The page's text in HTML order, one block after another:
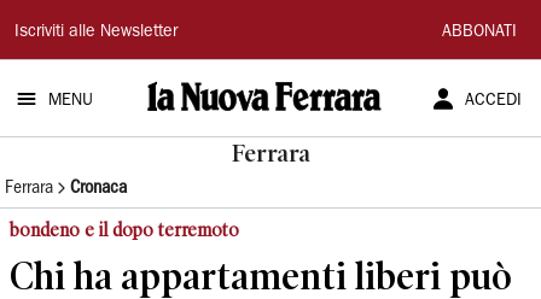
La
Nuova
Ferrara
Iscriviti alle Newsletter ABBONATI
MENU ACCEDI
Ferrara
Ferrara Cronaca
bondeno e il dopo terremoto
Chi ha appartamenti liberi può